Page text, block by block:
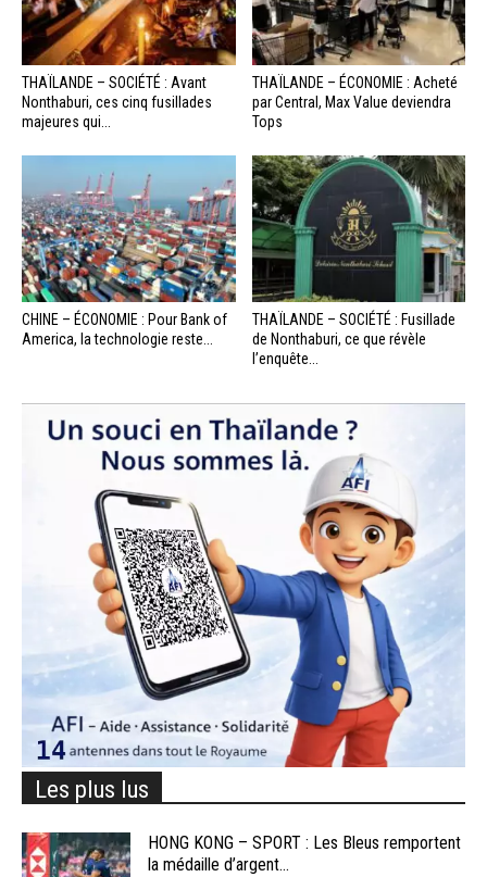
THAÏLANDE – SOCIÉTÉ : Avant
Nonthaburi, ces cinq fusillades
majeures qui...
THAÏLANDE – ÉCONOMIE : Acheté
par Central, Max Value deviendra
Tops
CHINE – ÉCONOMIE : Pour Bank of
America, la technologie reste...
THAÏLANDE – SOCIÉTÉ : Fusillade
de Nonthaburi, ce que révèle
l’enquête...
Les plus lus
HONG KONG – SPORT : Les Bleus remportent
la médaille d’argent...